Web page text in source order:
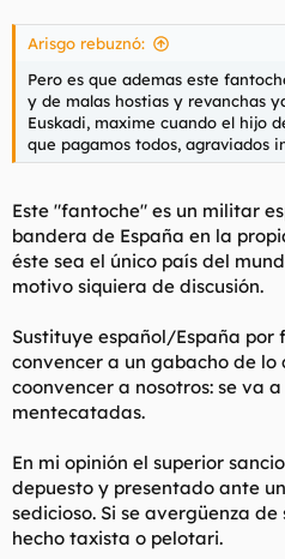
Arisgo rebuznó:
Pero es que ademas este
y de malas hostias y revanchas
Euskadi, maxime cuando el hijo
que pagamos todos, agraviados
Este "fantoche" es un militar
bandera de España en la
éste sea el único país del
motivo siquiera de discusión.
Sustituye español/España
convencer a un gabacho de lo
coonvencer a nosotros: se va
mentecatadas.
En mi opinión el superior
depuesto y presentado ante
sedicioso. Si se avergüenza de
hecho taxista o pelotari.